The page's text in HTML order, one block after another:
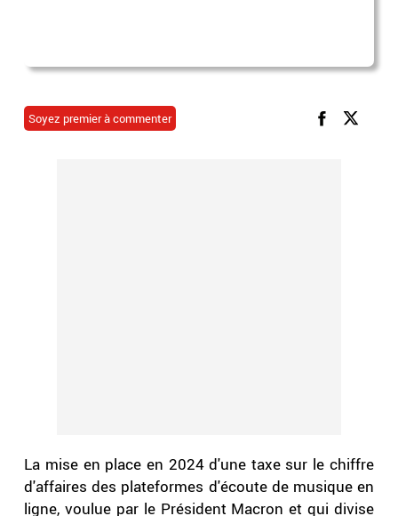
Soyez premier à commenter
La mise en place en 2024 d'une taxe sur le chiffre
d'affaires des plateformes d'écoute de musique en
ligne, voulue par le Président Macron et qui divise